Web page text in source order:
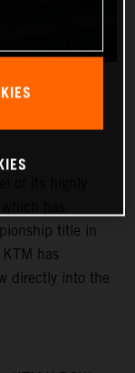
title in
has
directly into the